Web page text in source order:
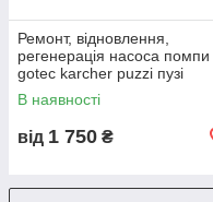
Ремонт, відновлення,
регенерація насоса помпи
gotec karcher puzzi пузі
В наявності
від 1 750 ₴